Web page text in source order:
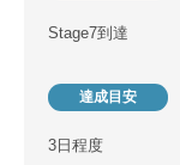
Stage7到達
達成目安
3日程度